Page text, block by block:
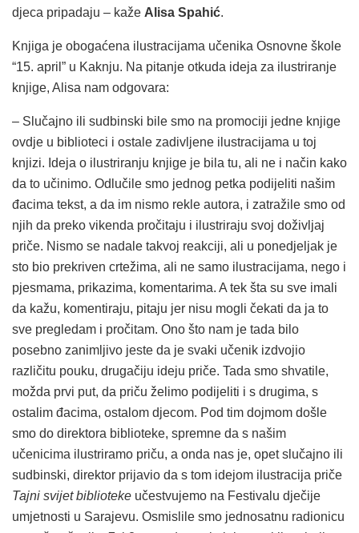
djeca pripadaju – kaže Alisa Spahić.
Knjiga je obogaćena ilustracijama učenika Osnovne škole
“15. april” u Kaknju. Na pitanje otkuda ideja za ilustriranje
knjige, Alisa nam odgovara:
– Slučajno ili sudbinski bile smo na promociji jedne knjige
ovdje u biblioteci i ostale zadivljene ilustracijama u toj
knjizi. Ideja o ilustriranju knjige je bila tu, ali ne i način kako
da to učinimo. Odlučile smo jednog petka podijeliti našim
đacima tekst, a da im nismo rekle autora, i zatražile smo od
njih da preko vikenda pročitaju i ilustriraju svoj doživljaj
priče. Nismo se nadale takvoj reakciji, ali u ponedjeljak je
sto bio prekriven crtežima, ali ne samo ilustracijama, nego i
pjesmama, prikazima, komentarima. A tek šta su sve imali
da kažu, komentiraju, pitaju jer nisu mogli čekati da ja to
sve pregledam i pročitam. Ono što nam je tada bilo
posebno zanimljivo jeste da je svaki učenik izdvojio
različitu pouku, drugačiju ideju priče. Tada smo shvatile,
možda prvi put, da priču želimo podijeliti i s drugima, s
ostalim đacima, ostalom djecom. Pod tim dojmom došle
smo do direktora biblioteke, spremne da s našim
učenicima ilustriramo priču, a onda nas je, opet slučajno ili
sudbinski, direktor prijavio da s tom idejom ilustracija priče
Tajni svijet biblioteke učestvujemo na Festivalu dječije
umjetnosti u Sarajevu. Osmislile smo jednosatnu radionicu